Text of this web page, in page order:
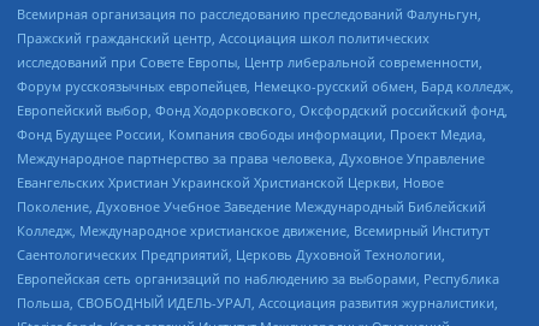
Всемирная организация по расследованию преследований Фалуньгун,
Пражский гражданский центр, Ассоциация школ политических
исследований при Совете Европы, Центр либеральной современности,
Форум русскоязычных европейцев, Немецко-русский обмен, Бард колледж,
Европейский выбор, Фонд Ходорковского, Оксфордский российский фонд,
Фонд Будущее России, Компания свободы информации, Проект Медиа,
Международное партнерство за права человека, Духовное Управление
Евангельских Христиан Украинской Христианской Церкви, Новое
Поколение, Духовное Учебное Заведение Международный Библейский
Колледж, Международное христианское движение, Всемирный Институт
Саентологических Предприятий, Церковь Духовной Технологии,
Европейская сеть организаций по наблюдению за выборами, Республика
Польша, СВОБОДНЫЙ ИДЕЛЬ-УРАЛ, Ассоциация развития журналистики,